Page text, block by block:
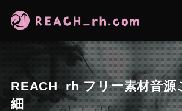
REACH_rh フリー素材音源
細